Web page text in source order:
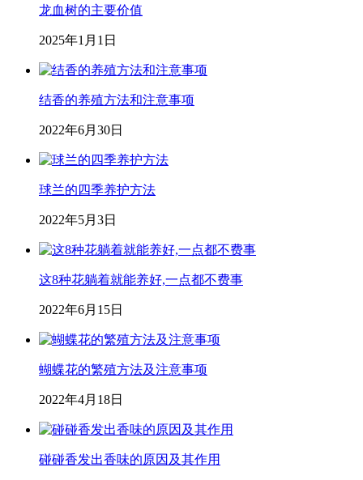
龙血树的主要价值
2025年1月1日
结香的养殖方法和注意事项
2022年6月30日
球兰的四季养护方法
2022年5月3日
这8种花躺着就能养好,一点都不费事
2022年6月15日
蝴蝶花的繁殖方法及注意事项
2022年4月18日
碰碰香发出香味的原因及其作用